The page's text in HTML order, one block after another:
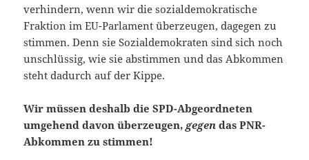
verhindern, wenn wir die sozialdemokratische
Fraktion im EU-Parlament überzeugen, dagegen zu
stimmen. Denn sie Sozialdemokraten sind sich noch
unschlüssig, wie sie abstimmen und das Abkommen
steht dadurch auf der Kippe.
Wir müssen deshalb die SPD-Abgeordneten
umgehend davon überzeugen,gegen das PNR-
Abkommen zu stimmen!